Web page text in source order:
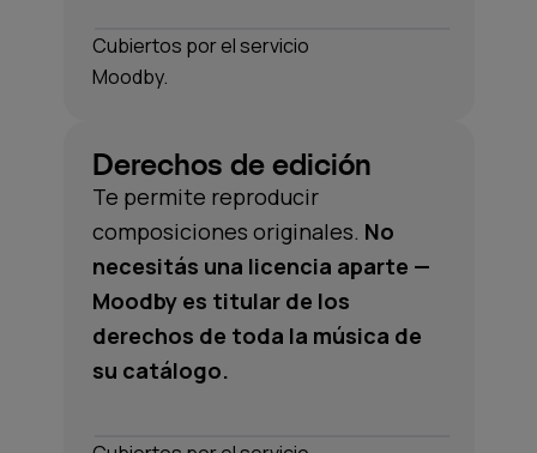
Cubiertos por el servicio
Moodby.
Derechos de edición
Te permite reproducir
composiciones originales. No
necesitás una licencia aparte —
Moodby es titular de los
derechos de toda la música de
su catálogo.